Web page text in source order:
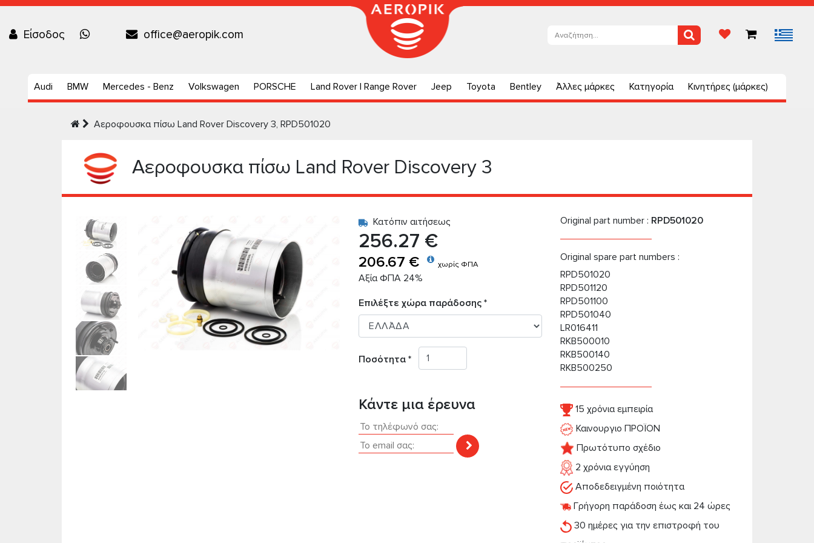
Είσοδος office@aeropik.com
Audi BMW Mercedes - Benz Volkswagen PORSCHE Land Rover | Range Rover Jeep Toyota Bentley Άλλες μάρκες Κατηγορία Κινητήρες (μάρκες)
Αεροφουσκα πίσω Land Rover Discovery 3, RPD501020
Αεροφουσκα πίσω Land Rover Discovery 3
Κατόπιν αιτήσεως
256.27 €
206.67 € χωρίς ΦΠΑ
Αξία ΦΠΑ 24%
Επιλέξτε χώρα παράδοσης *
Ποσότητα *
Κάντε μια έρευνα
Original part number : RPD501020
Original spare part numbers :
RPD501020
RPD501120
RPD501100
RPD501040
LR016411
RKB500010
RKB500140
RKB500250
15 χρόνια εμπειρία
Καινουργιο ΠΡΟΪΟΝ
Πρωτότυπο σχέδιο
2 χρόνια εγγύηση
Αποδεδειγμένη ποιότητα
Γρήγορη παράδοση έως και 24 ώρες
30 ημέρες για την επιστροφή του